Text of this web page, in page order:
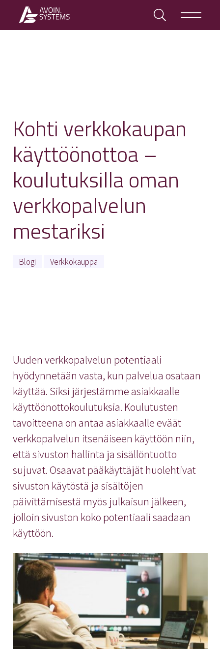
Kohti verkkokaupan
käyttöönottoa –
koulutuksilla oman
verkkopalvelun
mestariksi
Blogi Verkkokauppa
Uuden verkkopalvelun potentiaali
hyödynnetään vasta, kun palvelua osataan
käyttää. Siksi järjestämme asiakkaalle
käyttöönottokoulutuksia. Koulutusten
tavoitteena on antaa asiakkaalle eväät
verkkopalvelun itsenäiseen käyttöön niin,
että sivuston hallinta ja sisällöntuotto
sujuvat. Osaavat pääkäyttäjät huolehtivat
sivuston käytöstä ja sisältöjen
päivittämisestä myös julkaisun jälkeen,
jolloin sivuston koko potentiaali saadaan
käyttöön.